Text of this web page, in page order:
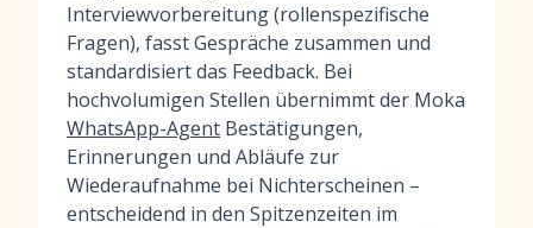
Interviewvorbereitung (rollenspezifische
Fragen), fasst Gespräche zusammen und
standardisiert das Feedback. Bei
hochvolumigen Stellen übernimmt der Moka
WhatsApp-Agent Bestätigungen,
Erinnerungen und Abläufe zur
Wiederaufnahme bei Nichterscheinen –
entscheidend in den Spitzenzeiten im